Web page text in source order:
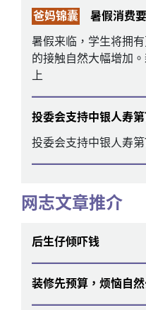
爸妈锦囊
暑假消费
暑假来临，学生将拥
的接触自然大幅增加
上
投委会支持中银人寿
投委会支持中银人寿
网志文章推介
后生仔倾吓钱
装修先预算，烦恼自